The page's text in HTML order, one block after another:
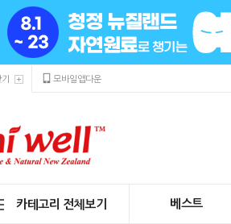
모바일앱다운
카테고리 전체보기 베스트